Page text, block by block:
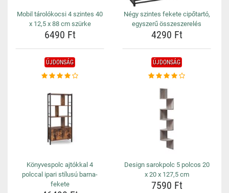
Mobil tárolókocsi 4 szintes 40
x 12,5 x 88 cm szürke
6490 Ft
Négy szintes fekete cipőtartó,
egyszerű összeszerelés
4290 Ft
ÚJDONSÁG
Könyvespolc ajtókkal 4
polccal ipari stílusú barna-
fekete
ÚJDONSÁG
Design sarokpolc 5 polcos 20
x 20 x 127,5 cm
7590 Ft